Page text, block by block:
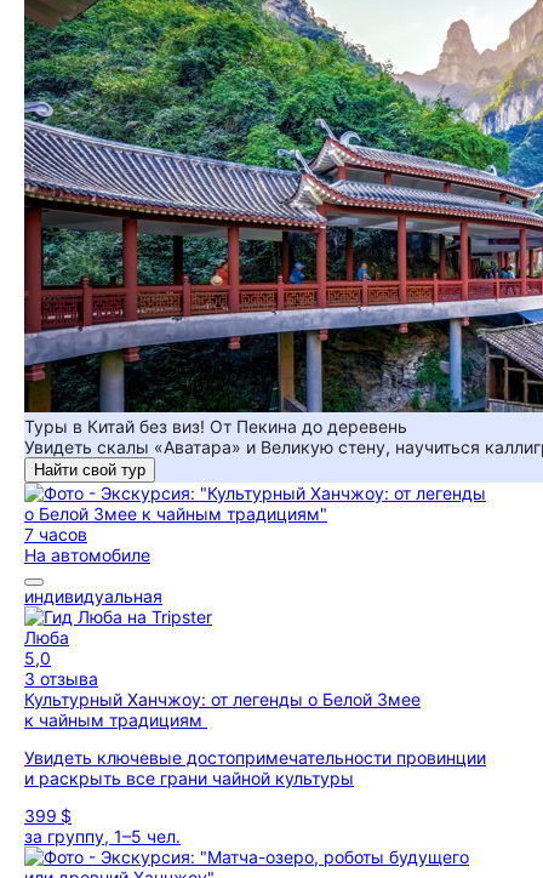
Туры в Китай без виз! От Пекина до деревень
Увидеть скалы «Аватара» и Великую стену, научиться
Найти свой тур
7 часов
На автомобиле
индивидуальная
Люба
5,0
3 отзыва
Культурный Ханчжоу: от легенды о Белой Змее
к чайным традициям
Увидеть ключевые достопримечательности провинции
и раскрыть все грани чайной культуры
399 $
за группу, 1–5 чел.